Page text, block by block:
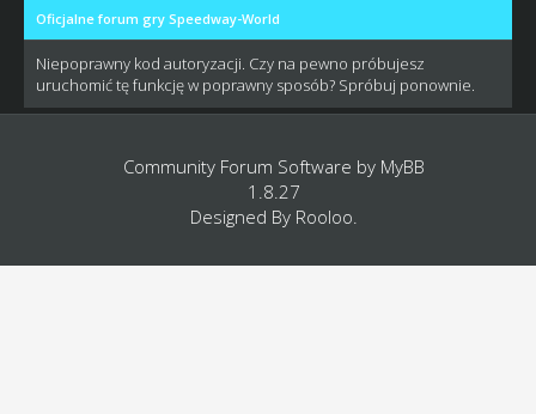
Oficjalne forum gry Speedway-World
Niepoprawny kod autoryzacji. Czy na pewno próbujesz
uruchomić tę funkcję w poprawny sposób? Spróbuj ponownie.
Community Forum Software by MyBB
1.8.27
Designed By Rooloo.